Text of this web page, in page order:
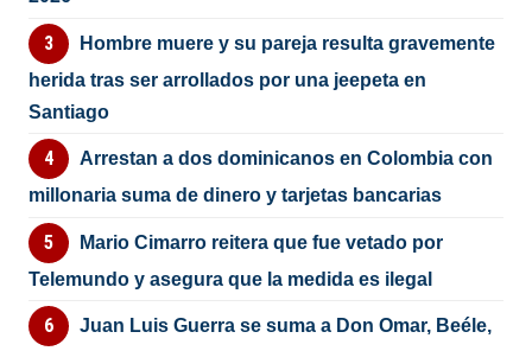
Hombre muere y su pareja resulta gravemente
herida tras ser arrollados por una jeepeta en
Santiago
Arrestan a dos dominicanos en Colombia con
millonaria suma de dinero y tarjetas bancarias
Mario Cimarro reitera que fue vetado por
Telemundo y asegura que la medida es ilegal
Juan Luis Guerra se suma a Don Omar, Beéle,